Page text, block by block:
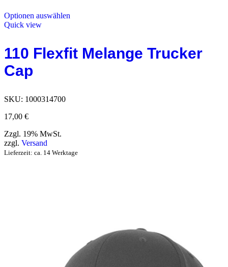
Optionen auswählen
Quick view
110 Flexfit Melange Trucker
Cap
SKU: 1000314700
17,00 €
Zzgl. 19% MwSt.
zzgl. Versand
Lieferzeit: ca. 14 Werktage